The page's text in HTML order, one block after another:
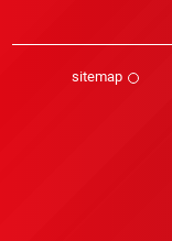
sitemap